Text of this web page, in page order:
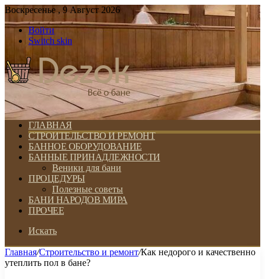
Воскресенье , 9 Август 2026
Войти
Switch skin
ГЛАВНАЯ
СТРОИТЕЛЬСТВО И РЕМОНТ
БАННОЕ ОБОРУДОВАНИЕ
БАННЫЕ ПРИНАДЛЕЖНОСТИ
Веники для бани
ПРОЦЕДУРЫ
Полезные советы
БАНИ НАРОДОВ МИРА
ПРОЧЕЕ
Искать
Главная/Строительство и ремонт/Как недорого и качественно
утеплить пол в бане?